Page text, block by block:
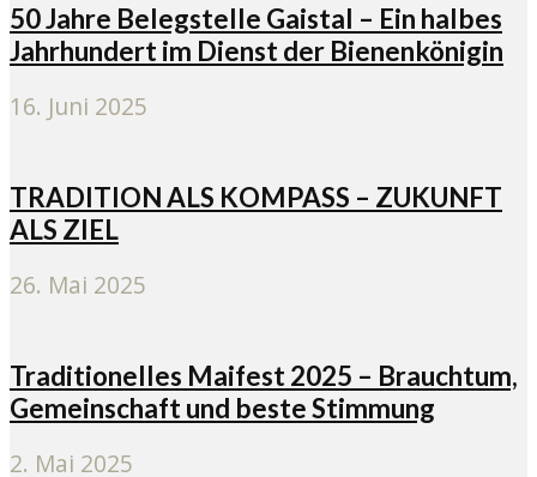
50 Jahre Belegstelle Gaistal – Ein halbes
Jahrhundert im Dienst der Bienenkönigin
16. Juni 2025
TRADITION ALS KOMPASS – ZUKUNFT
ALS ZIEL
26. Mai 2025
Traditionelles Maifest 2025 – Brauchtum,
Gemeinschaft und beste Stimmung
2. Mai 2025